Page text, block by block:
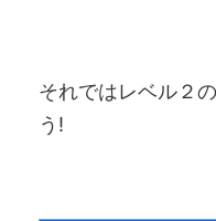
それではレベル２
う!